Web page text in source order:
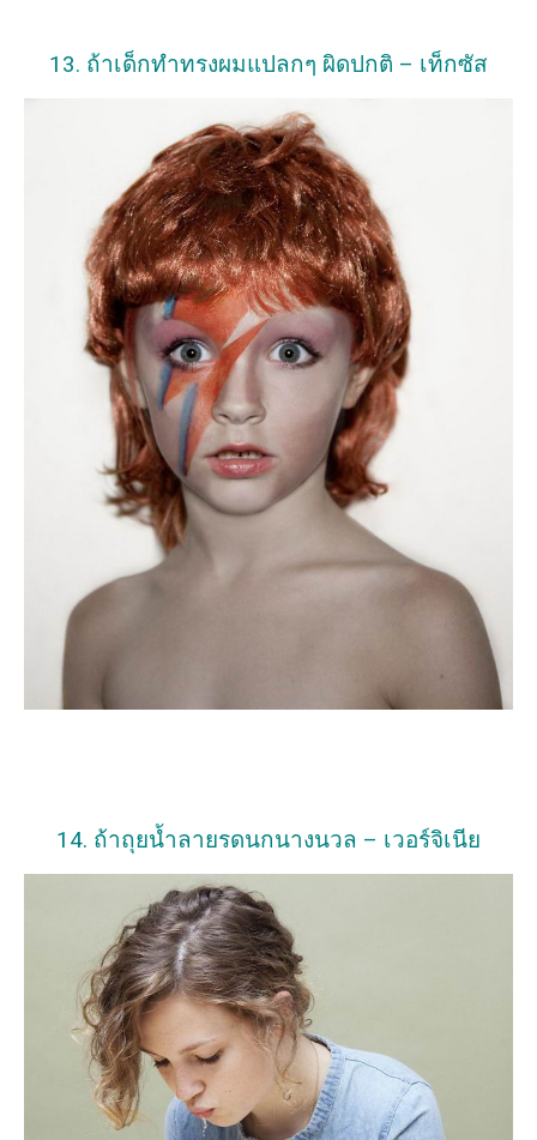
13. ถ้าเด็กทำทรงผมแปลกๆ ผิดปกติ – เท็กซัส
14. ถ้าถุยน้ำลายรดนกนางนวล – เวอร์จิเนีย